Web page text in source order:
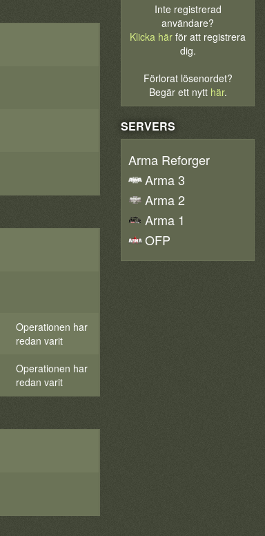
Operationen har
redan varit
Operationen har
redan varit
Inte registrerad
användare?
Klicka här för att registrera
dig.
Förlorat lösenordet?
Begär ett nytt här.
SERVERS
Arma Reforger
Arma 3
Arma 2
Arma 1
OFP